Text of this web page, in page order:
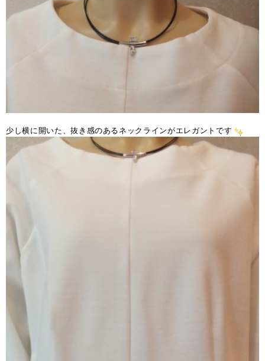
少し横に開いた、抜き感のあるネックラインがエレガントです